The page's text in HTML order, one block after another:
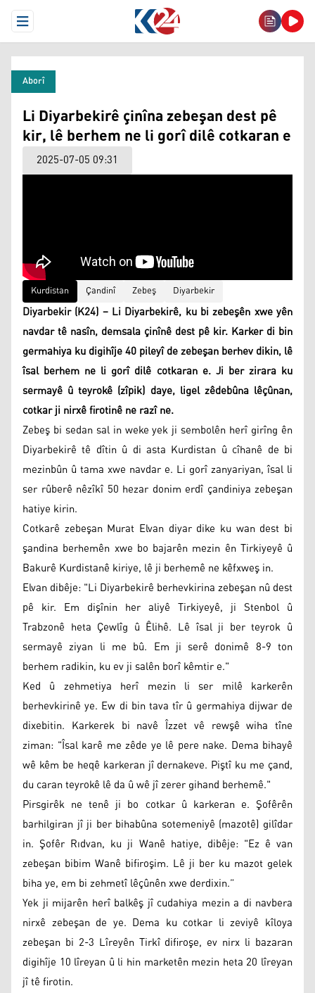
Open Menu
Aborî
Li Diyarbekirê çinîna zebeşan dest pê
kir, lê berhem ne li gorî dilê cotkaran e
2025-07-05 09:31
Kurdistan Çandinî Zebeş Diyarbekir
Diyarbekir (K24) – Li Diyarbekirê, ku bi zebeşên xwe yên
navdar tê nasîn, demsala çinînê dest pê kir. Karker di bin
germahiya ku digihîje 40 pileyî de zebeşan berhev dikin, lê
îsal berhem ne li gorî dilê cotkaran e. Ji ber zirara ku
sermayê û teyrokê (zîpik) daye, ligel zêdebûna lêçûnan,
cotkar ji nirxê firotinê ne razî ne.
Zebeş bi sedan sal in weke yek ji sembolên herî girîng ên
Diyarbekirê tê dîtin û di asta Kurdistan û cîhanê de bi
mezinbûn û tama xwe navdar e. Li gorî zanyariyan, îsal li
ser rûberê nêzîkî 50 hezar donim erdî çandiniya zebeşan
hatiye kirin.
Cotkarê zebeşan Murat Elvan diyar dike ku wan dest bi
şandina berhemên xwe bo bajarên mezin ên Tirkiyeyê û
Bakurê Kurdistanê kiriye, lê ji berhemê ne kêfxweş in.
Elvan dibêje: "Li Diyarbekirê berhevkirina zebeşan nû dest
pê kir. Em dişînin her aliyê Tirkiyeyê, ji Stenbol û
Trabzonê heta Çewlîg û Êlihê. Lê îsal ji ber teyrok û
sermayê ziyan li me bû. Em ji serê donimê 8-9 ton
berhem radikin, ku ev ji salên borî kêmtir e."
Ked û zehmetiya herî mezin li ser milê karkerên
berhevkirinê ye. Ew di bin tava tîr û germahiya dijwar de
dixebitin. Karkerek bi navê Îzzet vê rewşê wiha tîne
ziman: "Îsal karê me zêde ye lê pere nake. Dema bihayê
wê kêm be heqê karkeran jî dernakeve. Piştî ku me çand,
du caran teyrokê lê da û wê jî zerer gihand berhemê."
Pirsgirêk ne tenê ji bo cotkar û karkeran e. Şofêrên
barhilgiran jî ji ber bihabûna sotemeniyê (mazotê) gilîdar
in. Şofêr Rıdvan, ku ji Wanê hatiye, dibêje: "Ez ê van
zebeşan bibim Wanê bifiroşim. Lê ji ber ku mazot gelek
biha ye, em bi zehmetî lêçûnên xwe derdixin.”
Yek ji mijarên herî balkêş jî cudahiya mezin a di navbera
nirxê zebeşan de ye. Dema ku cotkar li zeviyê kîloya
zebeşan bi 2-3 Lîreyên Tirkî difiroşe, ev nirx li bazaran
digihîje 10 lîreyan û li hin marketên mezin heta 20 lîreyan
jî tê firotin.